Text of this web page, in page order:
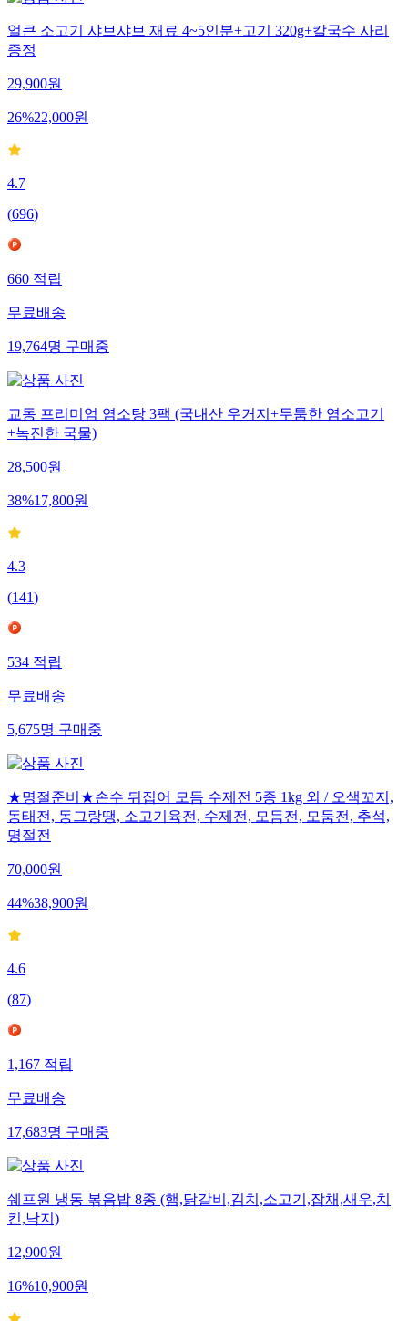
얼큰 소고기 샤브샤브 재료 4~5인분+고기 320g+칼국수 사리
증정
29,900원
26%22,000원
4.7
(696)
660 적립
무료배송
19,764명 구매중
교동 프리미엄 염소탕 3팩 (국내산 우거지+두툼한 염소고기
+녹진한 국물)
28,500원
38%17,800원
4.3
(141)
534 적립
무료배송
5,675명 구매중
★명절준비★손수 뒤집어 모듬 수제전 5종 1kg 외 / 오색꼬지,
동태전, 동그랑땡, 소고기육전, 수제전, 모듬전, 모둠전, 추석,
명절전
70,000원
44%38,900원
4.6
(87)
1,167 적립
무료배송
17,683명 구매중
쉐프원 냉동 볶음밥 8종 (햄,닭갈비,김치,소고기,잡채,새우,치
킨,낙지)
12,900원
16%10,900원